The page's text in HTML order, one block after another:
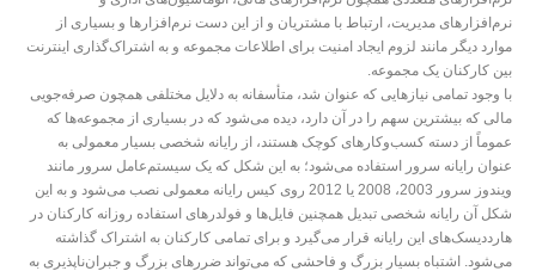
نرم‌افزارهای مدیریت، ارتباط با مشتریان و از این دست نرم‌افزارها و بسیاری از
موارد دیگر مانند لزوم ایجاد امنیت برای اطلاعات مجموعه و به اشتراک‌گذاری اینترنت
بین کارکنان یک مجموعه.
با وجود تمامی نیازهایی که عنوان شد، متأسفانه به دلایل مختلفی همچون صرفه‌جویی
مالی که بیشترین سهم را در آن دارد، دیده می‌شود که در بسیاری از مجموعه‌ها که
عموماً از دسته کسب‌و‌کارهای کوچک هستند، از رایانه شخصی بسیار معمولی به
عنوان رایانه سرور استفاده می‌شود؛ به این شکل که یک سیستم‌عامل سرور مانند
ویندوز سرور 2003، 2008 یا 2012 روی کیس رایانه معمولی نصب می‌شود و به این
شکل آن رایانه شخصی تبدیل همچنین فایل‌ها و فولدرهای استفاده روزانه کارکنان در
هارددیسک‌های این رایانه قرار می‌گیرد و برای تمامی کارکنان به اشتراک گذاشته
می‌شود. اشتباه بسیار بزرگ و فاحشی که می‌تواند ضررهای بزرگ و جبران‌ناپذیری به